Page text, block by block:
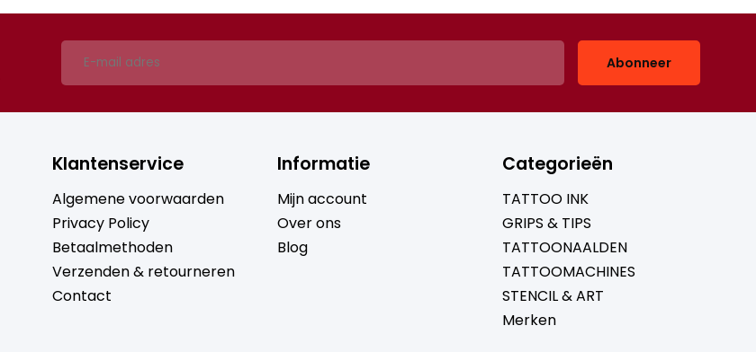
Abonneer
Klantenservice
Algemene voorwaarden
Privacy Policy
Betaalmethoden
Verzenden & retourneren
Contact
Informatie
Mijn account
Over ons
Blog
Categorieën
TATTOO INK
GRIPS & TIPS
TATTOONAALDEN
TATTOOMACHINES
STENCIL & ART
Merken